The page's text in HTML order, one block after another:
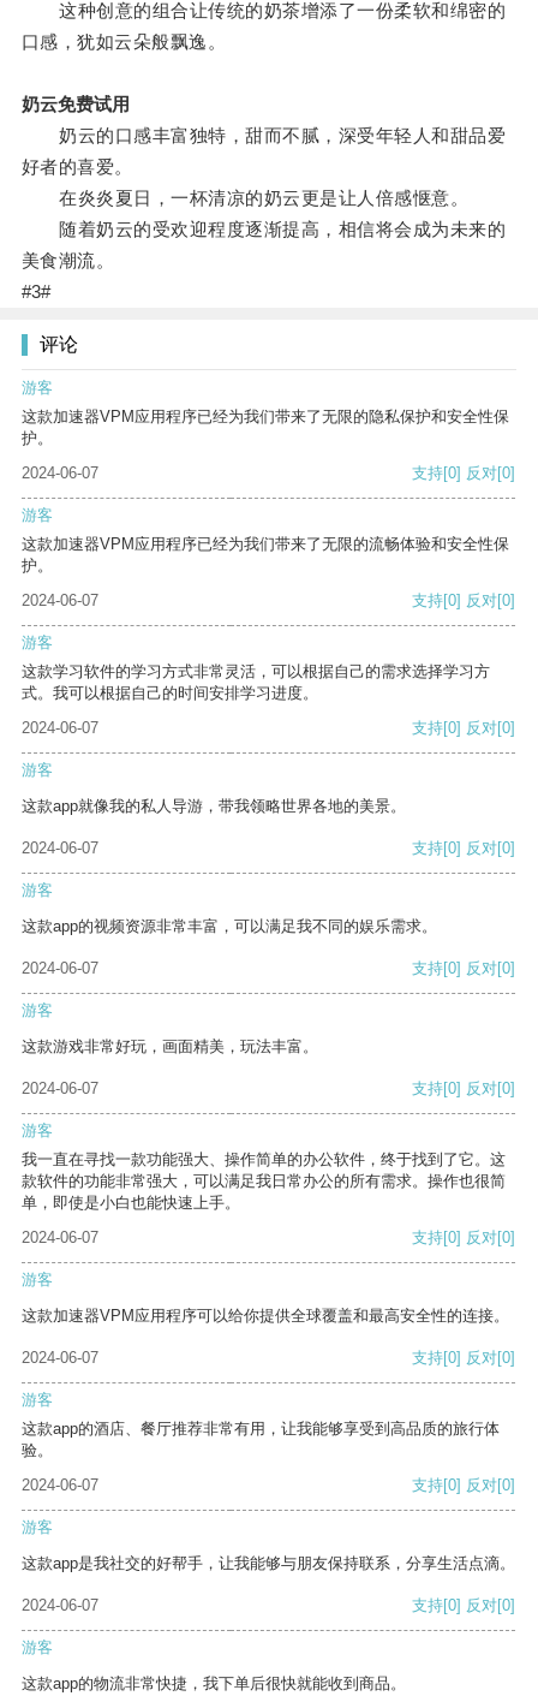
这种创意的组合让传统的奶茶增添了一份柔软和绵密的
口感，犹如云朵般飘逸。
奶云免费试用
奶云的口感丰富独特，甜而不腻，深受年轻人和甜品爱
好者的喜爱。
在炎炎夏日，一杯清凉的奶云更是让人倍感惬意。
随着奶云的受欢迎程度逐渐提高，相信将会成为未来的
美食潮流。
#3#
评论
游客
这款加速器VPM应用程序已经为我们带来了无限的隐私保护和安全性保
护。
2024-06-07
支持[0] 反对[0]
游客
这款加速器VPM应用程序已经为我们带来了无限的流畅体验和安全性保
护。
2024-06-07
支持[0] 反对[0]
游客
这款学习软件的学习方式非常灵活，可以根据自己的需求选择学习方
式。我可以根据自己的时间安排学习进度。
2024-06-07
支持[0] 反对[0]
游客
这款app就像我的私人导游，带我领略世界各地的美景。
2024-06-07 支持[0] 反对[0]
游客
这款app的视频资源非常丰富，可以满足我不同的娱乐需求。
2024-06-07 支持[0] 反对[0]
游客
这款游戏非常好玩，画面精美，玩法丰富。
2024-06-07 支持[0] 反对[0]
游客
我一直在寻找一款功能强大、操作简单的办公软件，终于找到了它。这
款软件的功能非常强大，可以满足我日常办公的所有需求。操作也很简
单，即使是小白也能快速上手。
2024-06-07
支持[0] 反对[0]
游客
这款加速器VPM应用程序可以给你提供全球覆盖和最高安全性的连接。
2024-06-07 支持[0] 反对[0]
游客
这款app的酒店、餐厅推荐非常有用，让我能够享受到高品质的旅行体
验。
2024-06-07
支持[0] 反对[0]
游客
这款app是我社交的好帮手，让我能够与朋友保持联系，分享生活点滴。
2024-06-07 支持[0] 反对[0]
游客
这款app的物流非常快捷，我下单后很快就能收到商品。